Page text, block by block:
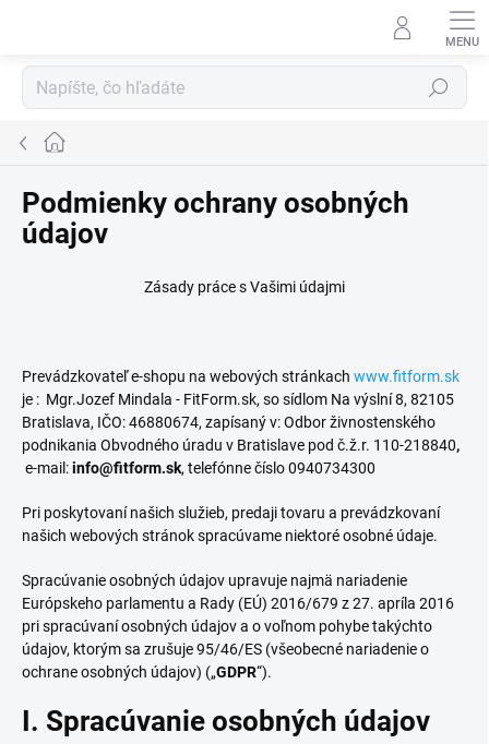
Hľadať
Domov
Podmienky ochrany osobných
údajov
Zásady práce s Vašimi údajmi
Prevádzkovateľ e-shopu na webových stránkach www.fitform.sk
je : Mgr.Jozef Mindala - FitForm.sk, so sídlom Na výslní 8, 82105
Bratislava, IČO: 46880674, zapísaný v: Odbor živnostenského
podnikania Obvodného úradu v Bratislave pod č.ž.r. 110-218840,
e-mail:info@fitform.sk, telefónne číslo 0940734300
Pri poskytovaní našich služieb, predaji tovaru a prevádzkovaní
našich webových stránok spracúvame niektoré osobné údaje.
Spracúvanie osobných údajov upravuje najmä nariadenie
Európskeho parlamentu a Rady (EÚ) 2016/679 z 27. apríla 2016
pri spracúvaní osobných údajov a o voľnom pohybe takýchto
údajov, ktorým sa zrušuje 95/46/ES (všeobecné nariadenie o
ochrane osobných údajov) („GDPR“).
I. Spracúvanie osobných údajov